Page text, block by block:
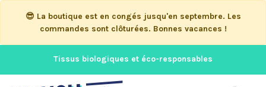
😎 La boutique est en congés jusqu'en septembre. Les
commandes sont clôturées. Bonnes vacances !
Tissus biologiques et éco-responsables